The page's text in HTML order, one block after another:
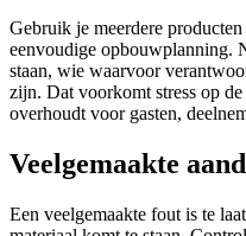
Gebruik je meerdere
eenvoudige opbouwplanning.
staan, wie waarvoor
zijn. Dat voorkomt stress op
overhoudt voor gasten,
Veelgemaakte
Een veelgemaakte fout is te